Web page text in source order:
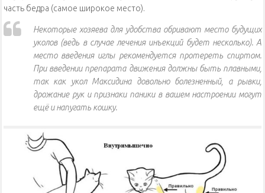
часть бедра (самое широкое место).
Некоторые хозяева для удобства обривают место будущих
уколов (ведь в случае лечения инъекций будет несколько). А
место введения иглы рекомендуется протереть спиртом.
При введении препарата движения должны быть плавными,
так как укол Максидина довольно болезненный, а рывки,
дрожание рук и признаки паники в вашем настроении могут
ещё и напугать кошку.